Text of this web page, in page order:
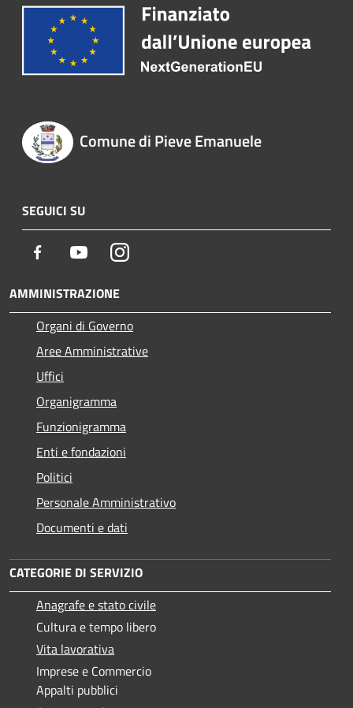
Comune di Pieve Emanuele
SEGUICI SU
Facebook YoutubeInstagram
AMMINISTRAZIONE
Organi di Governo
Aree Amministrative
Uffici
Organigramma
Funzionigramma
Enti e fondazioni
Politici
Personale Amministrativo
Documenti e dati
CATEGORIE DI SERVIZIO
Anagrafe e stato civile
Cultura e tempo libero
Vita lavorativa
Imprese e Commercio
Appalti pubblici